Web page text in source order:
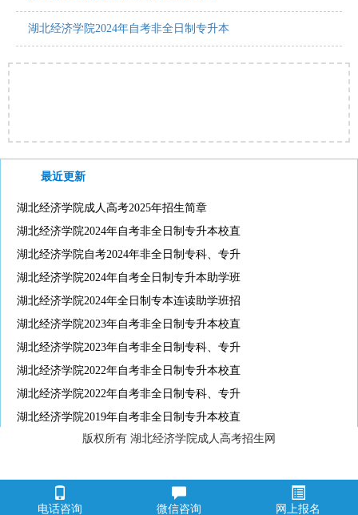
湖北经济学院2024年自考非全日制专升本
最近更新
湖北经济学院成人高考2025年招生简章
湖北经济学院2024年自考非全日制专升本校直
湖北经济学院自考2024年非全日制专科、专升
湖北经济学院2024年自考全日制专升本助学班
湖北经济学院2024年全日制专本连读助学班招
湖北经济学院2023年自考非全日制专升本校直
湖北经济学院2023年自考非全日制专科、专升
湖北经济学院2022年自考非全日制专升本校直
湖北经济学院2022年自考非全日制专科、专升
湖北经济学院2019年自考非全日制专升本校直
版权所有 湖北经济学院成人高考招生网
电话咨询 微信咨询 网上报名